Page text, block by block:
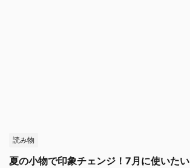
読み物
夏の小物で印象チェンジ！7月に使いたい